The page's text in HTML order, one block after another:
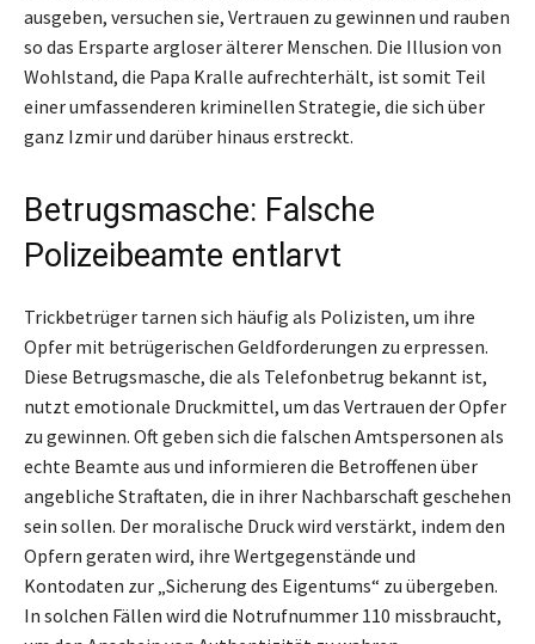
ausgeben, versuchen sie, Vertrauen zu gewinnen und rauben
so das Ersparte argloser älterer Menschen. Die Illusion von
Wohlstand, die Papa Kralle aufrechterhält, ist somit Teil
einer umfassenderen kriminellen Strategie, die sich über
ganz Izmir und darüber hinaus erstreckt.
Betrugsmasche: Falsche
Polizeibeamte entlarvt
Trickbetrüger tarnen sich häufig als Polizisten, um ihre
Opfer mit betrügerischen Geldforderungen zu erpressen.
Diese Betrugsmasche, die als Telefonbetrug bekannt ist,
nutzt emotionale Druckmittel, um das Vertrauen der Opfer
zu gewinnen. Oft geben sich die falschen Amtspersonen als
echte Beamte aus und informieren die Betroffenen über
angebliche Straftaten, die in ihrer Nachbarschaft geschehen
sein sollen. Der moralische Druck wird verstärkt, indem den
Opfern geraten wird, ihre Wertgegenstände und
Kontodaten zur „Sicherung des Eigentums“ zu übergeben.
In solchen Fällen wird die Notrufnummer 110 missbraucht,